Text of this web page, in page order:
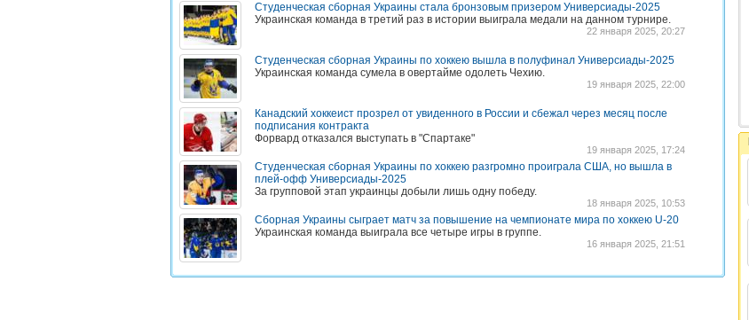
Студенческая сборная Украины стала бронзовым призером Универсиады-2025
Украинская команда в третий раз в истории выиграла медали на данном турнире.
22 января 2025, 20:27
Студенческая сборная Украины по хоккею вышла в полуфинал Универсиады-2025
Украинская команда сумела в овертайме одолеть Чехию.
19 января 2025, 22:00
Канадский хоккеист прозрел от увиденного в России и сбежал через месяц после
подписания контракта
Форвард отказался выступать в "Спартаке"
19 января 2025, 17:24
Студенческая сборная Украины по хоккею разгромно проиграла США, но вышла в
плей-офф Универсиады-2025
За групповой этап украинцы добыли лишь одну победу.
18 января 2025, 10:53
Сборная Украины сыграет матч за повышение на чемпионате мира по хоккею U-20
Украинская команда выиграла все четыре игры в группе.
16 января 2025, 21:51